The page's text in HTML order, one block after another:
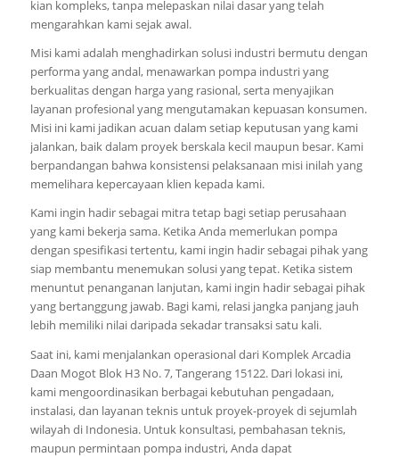
kian kompleks, tanpa melepaskan nilai dasar yang telah
mengarahkan kami sejak awal.
Misi kami adalah menghadirkan solusi industri bermutu dengan
performa yang andal, menawarkan pompa industri yang
berkualitas dengan harga yang rasional, serta menyajikan
layanan profesional yang mengutamakan kepuasan konsumen.
Misi ini kami jadikan acuan dalam setiap keputusan yang kami
jalankan, baik dalam proyek berskala kecil maupun besar. Kami
berpandangan bahwa konsistensi pelaksanaan misi inilah yang
memelihara kepercayaan klien kepada kami.
Kami ingin hadir sebagai mitra tetap bagi setiap perusahaan
yang kami bekerja sama. Ketika Anda memerlukan pompa
dengan spesifikasi tertentu, kami ingin hadir sebagai pihak yang
siap membantu menemukan solusi yang tepat. Ketika sistem
menuntut penanganan lanjutan, kami ingin hadir sebagai pihak
yang bertanggung jawab. Bagi kami, relasi jangka panjang jauh
lebih memiliki nilai daripada sekadar transaksi satu kali.
Saat ini, kami menjalankan operasional dari Komplek Arcadia
Daan Mogot Blok H3 No. 7, Tangerang 15122. Dari lokasi ini,
kami mengoordinasikan berbagai kebutuhan pengadaan,
instalasi, dan layanan teknis untuk proyek-proyek di sejumlah
wilayah di Indonesia. Untuk konsultasi, pembahasan teknis,
maupun permintaan pompa industri, Anda dapat